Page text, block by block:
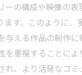
ーの構成や映像の表
す。このように、
与える作品の制作に
を重視することによ
れ、より活発なコ